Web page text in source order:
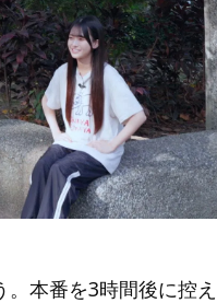
本番を3時間後に控